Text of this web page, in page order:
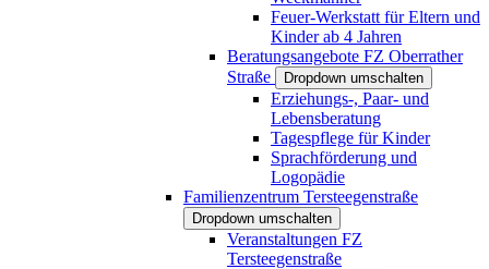
Feuer-Werkstatt für Eltern und
Kinder ab 4 Jahren
Beratungsangebote FZ Oberrather
Straße
Dropdown umschalten
Erziehungs-, Paar- und
Lebensberatung
Tagespflege für Kinder
Sprachförderung und
Logopädie
Familienzentrum Tersteegenstraße
Dropdown umschalten
Veranstaltungen FZ
Tersteegenstraße